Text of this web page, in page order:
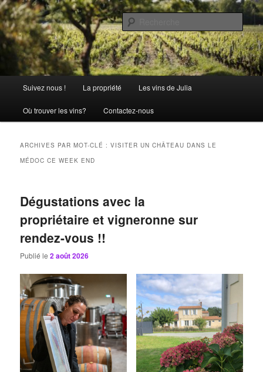
Aller
au
contenu
principal
Aller
au
contenu
secondaireChâteau Julia
La passion comme tradition
principal
Suivez nous ! La propriété Les vins de Julia
Où trouver les vins? Contactez-nous
ARCHIVES PAR MOT-CLÉ :VISITER UN CHÂTEAU DANS LE
MÉDOC CE WEEK END
Dégustations avec la
propriétaire et vigneronne sur
rendez-vous !!
Publié le2 août 2026